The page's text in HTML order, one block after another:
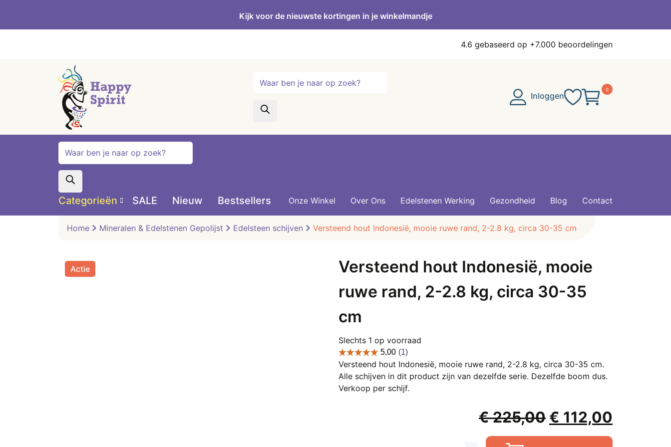
Kijk voor de nieuwste kortingen in je winkelmandje
4.6 gebaseerd op +7.000 beoordelingen
zoeken
Inloggen
0
Producten
zoeken
Categorieën SALE Nieuw Bestsellers Onze Winkel Over Ons Edelstenen Werking Gezondheid Blog Contact
Home Mineralen & Edelstenen Gepolijst Edelsteen schijven Versteend hout Indonesië, mooie ruwe rand, 2-2.8 kg, circa 30-35 cm
Actie
Versteend hout Indonesië, mooie
ruwe rand, 2-2.8 kg, circa 30-35
cm
Slechts 1 op voorraad
Versteend hout Indonesië, mooie ruwe rand, 2-2.8 kg, circa 30-35 cm.
Alle schijven in dit product zijn van dezelfde serie. Dezelfde boom dus.
Verkoop per schijf.
€225,00 Oorspronkelijke
prijs
€ 112,00